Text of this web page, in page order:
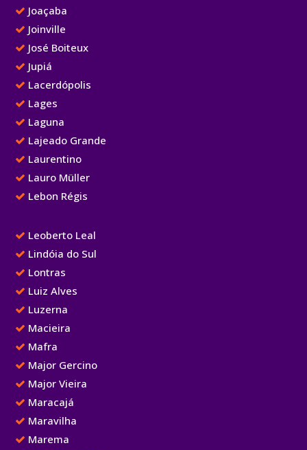
Joaçaba
Joinville
José Boiteux
Jupiá
Lacerdópolis
Lages
Laguna
Lajeado Grande
Laurentino
Lauro Müller
Lebon Régis
Leoberto Leal
Lindóia do Sul
Lontras
Luiz Alves
Luzerna
Macieira
Mafra
Major Gercino
Major Vieira
Maracajá
Maravilha
Marema